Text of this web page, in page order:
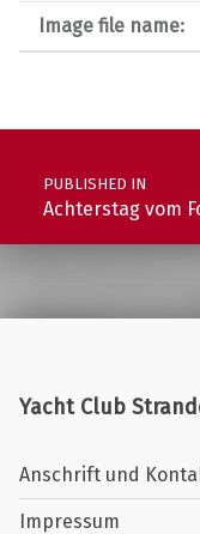
Image file name:
Post navigation
PUBLISHED IN
Achterstag vom
Yacht Club
Anschrift und
Impressum